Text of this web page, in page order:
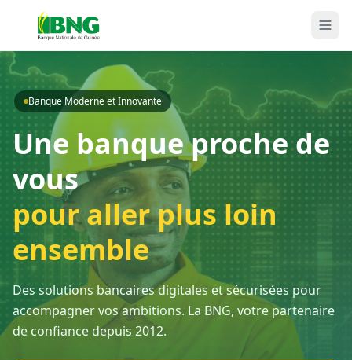
Banque Moderne et Innovante
Une banque proche de
vous
pour aller plus loin
ensemble
Des solutions bancaires digitales et sécurisées pour
accompagner vos ambitions. La BNG, votre partenaire
de confiance depuis 2012.